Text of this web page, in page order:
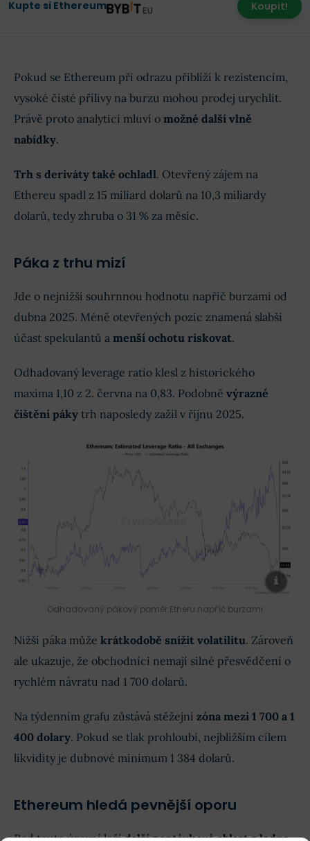
Kupte si Ethereum Koupit!
Pokud se Ethereum při odrazu přiblíží k rezistencím,
vysoké čisté přílivy na burzu mohou prodej urychlit.
Právě proto analytici mluví o možné další vlně
nabídky.
Trh s deriváty také ochladl. Otevřený zájem na
Ethereu spadl z 15 miliard dolarů na 10,3 miliardy
dolarů, tedy zhruba o 31 % za měsíc.
Páka z trhu mizí
Jde o nejnižší souhrnnou hodnotu napříč burzami od
dubna 2025. Méně otevřených pozic znamená slabší
účast spekulantů a menší ochotu riskovat.
Odhadovaný leverage ratio klesl z historického
maxima 1,10 z 2. června na 0,83. Podobně výrazné
čištění páky trh naposledy zažil v říjnu 2025.
Odhadovaný pákový poměr Etheru napříč burzami
Nižší páka může krátkodobě snížit volatilitu. Zároveň
ale ukazuje, že obchodníci nemají silné přesvědčení o
rychlém návratu nad 1 700 dolarů.
Na týdenním grafu zůstává stěžejní zóna mezi 1 700 a 1
400 dolary. Pokud se tlak prohloubí, nejbližším cílem
likvidity je dubnové minimum 1 384 dolarů.
Ethereum hledá pevnější oporu
Pod touto úrovní ležídalší poptávková oblast z ledna